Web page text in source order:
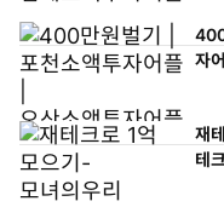
자
재
테